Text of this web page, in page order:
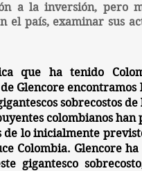
a la inversión, pero
el país, examinar sus
que ha tenido
Glencore encontramos
sobrecostos
colombianos
lo inicialmente
Colombia. Glencore
gigantesco